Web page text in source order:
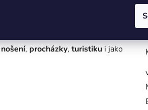
, procházky, turistiku i jako